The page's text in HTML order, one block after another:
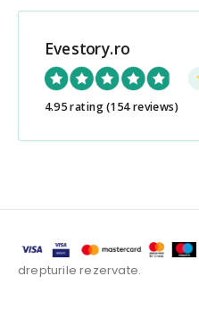
Evestory.ro
4.95 rating(154 reviews)
drepturile rezervate.